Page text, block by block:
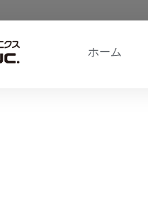
ホーム